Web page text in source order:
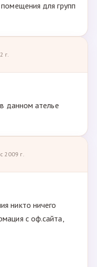
для групп
г.
данном ателье
2009 г.
никто ничего
с оф.сайта,